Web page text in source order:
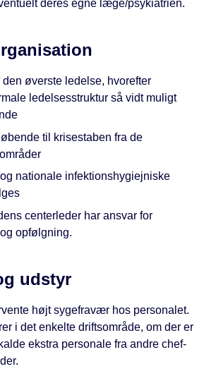
deres egne læge/psykiatrien.
den øverste ledelse, hvorefter
ledelsesstruktur så vidt muligt
til krisestaben fra de
nationale infektionshygiejniske
centerleder har ansvar for
opfølgning.
udstyr
højt sygefravær hos personalet.
i det enkelte driftsområde, om der er
ekstra personale fra andre chef-